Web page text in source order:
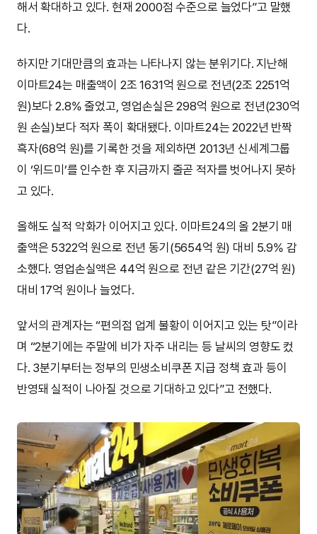
해서 확대하고 있다. 현재 2000점 수준으로 늘었다”고 말했
다.
하지만 기대만큼의 효과는 나타나지 않는 분위기다. 지난해
이마트24는 매출액이 2조 1631억 원으로 전년(2조 2251억
원)보다 2.8% 줄었고, 영업손실은 298억 원으로 전년(230억
원 손실)보다 적자 폭이 확대됐다. 이마트24는 2022년 반짝
흑자(68억 원)를 기록한 것을 제외하면 2013년 신세계그룹
이 ‘위드미’를 인수한 후 지금까지 줄곧 적자를 벗어나지 못하
고 있다.
올해도 실적 악화가 이어지고 있다. 이마트24의 올 2분기 매
출액은 5322억 원으로 전년 동기(5654억 원) 대비 5.9% 감
소했다. 영업손실액은 44억 원으로 전년 같은 기간(27억 원)
대비 17억 원이나 늘었다.
앞서의 관계자는 “편의점 업계 불황이 이어지고 있는 탓”이라
며 “2분기에는 주말에 비가 자주 내리는 등 날씨의 영향도 컸
다. 3분기부터는 정부의 민생소비쿠폰 지급 정책 효과 등이
반영돼 실적이 나아질 것으로 기대하고 있다”고 전했다.